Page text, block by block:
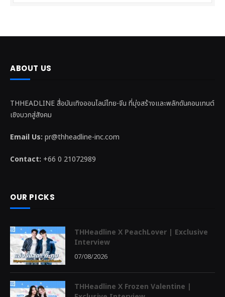
ABOUT US
THHEADLINE สื่อบันเทิงออนไลน์ไทย-จีน ที่มุ่งสร้างและพลักดันคอนเทนต์
เชิงบวกสู่สังคม
Email Us: pr@thheadline-inc.com
Contact: +66 0 21072989
OUR PICKS
THHeadline X PeachLover | Exclusive
Interview
07/08/2026
THHeadline X Frozen Valentine |